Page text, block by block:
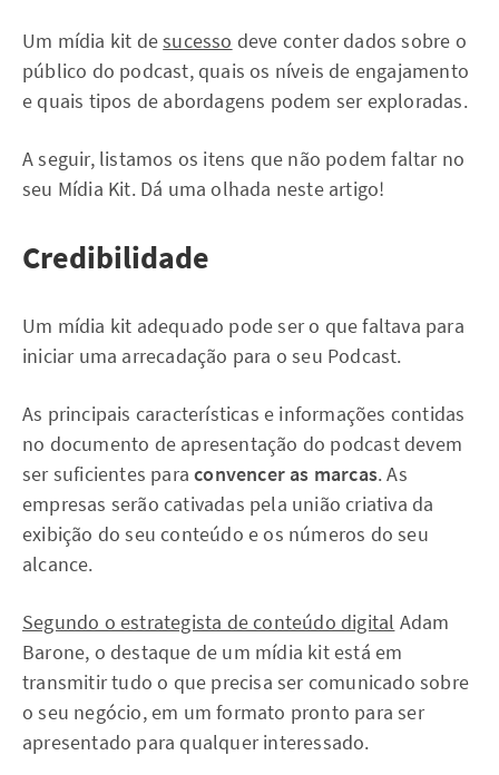
Um mídia kit desucesso deve conter dados sobre o
público do podcast, quais os níveis de engajamento
e quais tipos de abordagens podem ser exploradas.
A seguir, listamos os itens que não podem faltar no
seu Mídia Kit. Dá uma olhada neste artigo!
Credibilidade
Um mídia kit adequado pode ser o que faltava para
iniciar uma arrecadação para o seu Podcast.
As principais características e informações contidas
no documento de apresentação do podcast devem
ser suficientes paraconvencer as marcas. As
empresas serão cativadas pela união criativa da
exibição do seu conteúdo e os números do seu
alcance.
Segundo o estrategista de conteúdo digital Adam
Barone, o destaque de um mídia kit está em
transmitir tudo o que precisa ser comunicado sobre
o seu negócio, em um formato pronto para ser
apresentado para qualquer interessado.